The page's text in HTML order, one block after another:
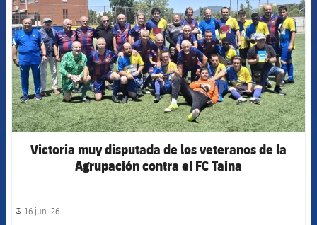
Victoria muy disputada de los veteranos de la
Agrupación contra el FC Taina
label.share.clock
16 jun. 26